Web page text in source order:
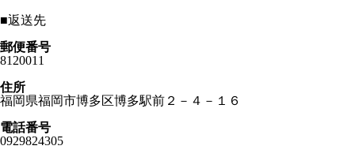
■返送先
郵便番号
8120011
住所
福岡県福岡市博多区博多駅前２－４－１６
電話番号
0929824305